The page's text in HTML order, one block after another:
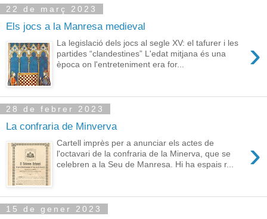
22 de març 2023
Els jocs a la Manresa medieval
›
La legislació dels jocs al segle XV: el tafurer i les
partides “clandestines” L'edat mitjana és una
època on l'entreteniment era for...
28 de febrer 2023
La confraria de Minverva
›
Cartell imprès per a anunciar els actes de
l'octavari de la confraria de la Minerva, que se
celebren a la Seu de Manresa. Hi ha espais r...
15 de gener 2023